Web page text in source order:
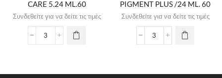
CARE 5.24 ML.60
Συνδεθείτε για να δείτε τις τιμές
PIGMENT PLUS /24 ML. 60
Συνδεθείτε για να δείτε τις τιμές